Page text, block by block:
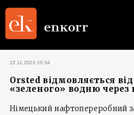
22.11.2023 10:34
Orsted відмовляється
«зеленого» водню через
Німецький нафтопереробний